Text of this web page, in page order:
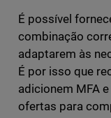
É possível
combinação
adaptarem às
É por isso que
adicionem MFA
ofertas para